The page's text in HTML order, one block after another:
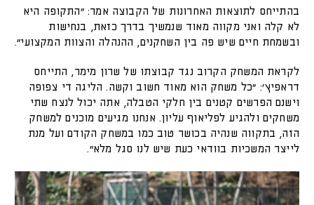
בהתייחס לתוצאות האחרונות של הקבוצה אמר: "התקופה היא
לא קלה ואני מקווה מאוד שנמשיך בדרך כזאת, בנחישות
ובשמחת חיים שיש פה בין השחקנים, ההנהלה והצוות המקצועי".
לקראת המשחק הקרוב נגד קבוצתו של שרון מימר, התייחס
דראפיץ': "כל משחק הוא מאוד חשוב וקשה. הליגה די צפופה
וישנם הפרשים קטנים בין חלקי הטבלה, אתה יכול לנצח שתי
משחקים ולהגיע לפליאוף עליון. אנחנו מגיעים מוכנים למשחק
הזה, בתקווה שנהיה בכושר טוב כמו במשחק הקודם ועל מנת
לייצר המשכיות בוודאי כעת שיש לנו סגל מלא".